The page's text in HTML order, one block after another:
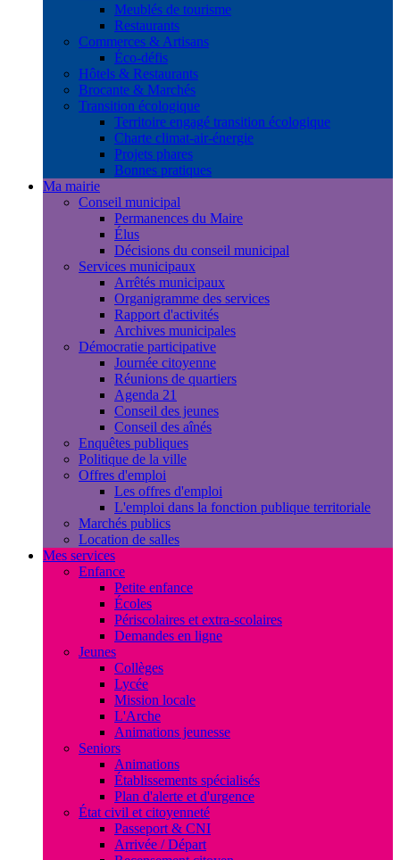
Meublés de tourisme
Restaurants
Commerces & Artisans
Éco-défis
Hôtels & Restaurants
Brocante & Marchés
Transition écologique
Territoire engagé transition écologique
Charte climat-air-énergie
Projets phares
Bonnes pratiques
Ma mairie
Conseil municipal
Permanences du Maire
Élus
Décisions du conseil municipal
Services municipaux
Arrêtés municipaux
Organigramme des services
Rapport d'activités
Archives municipales
Démocratie participative
Journée citoyenne
Réunions de quartiers
Agenda 21
Conseil des jeunes
Conseil des aînés
Enquêtes publiques
Politique de la ville
Offres d'emploi
Les offres d'emploi
L'emploi dans la fonction publique territoriale
Marchés publics
Location de salles
Mes services
Enfance
Petite enfance
Écoles
Périscolaires et extra-scolaires
Demandes en ligne
Jeunes
Collèges
Lycée
Mission locale
L'Arche
Animations jeunesse
Seniors
Animations
Établissements spécialisés
Plan d'alerte et d'urgence
État civil et citoyenneté
Passeport & CNI
Arrivée / Départ